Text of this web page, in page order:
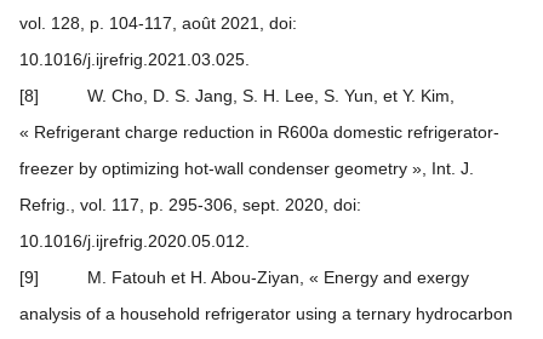
vol. 128, p. 104‑117, août 2021, doi:
10.1016/j.ijrefrig.2021.03.025.
[8] W. Cho, D. S. Jang, S. H. Lee, S. Yun, et Y. Kim,
« Refrigerant charge reduction in R600a domestic refrigerator-
freezer by optimizing hot-wall condenser geometry », Int. J.
Refrig., vol. 117, p. 295‑306, sept. 2020, doi:
10.1016/j.ijrefrig.2020.05.012.
[9] M. Fatouh et H. Abou-Ziyan, « Energy and exergy
analysis of a household refrigerator using a ternary hydrocarbon